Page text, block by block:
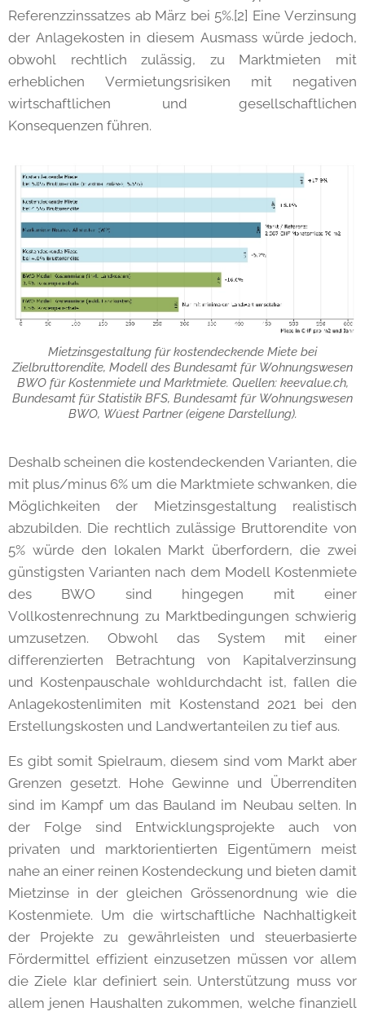
Referenzzinssatzes ab März bei 5%.[2] Eine Verzinsung
der Anlagekosten in diesem Ausmass würde jedoch,
obwohl rechtlich zulässig, zu Marktmieten mit
erheblichen Vermietungsrisiken mit negativen
wirtschaftlichen und gesellschaftlichen
Konsequenzen führen.
Mietzinsgestaltung für kostendeckende Miete bei
Zielbruttorendite, Modell des Bundesamt für Wohnungswesen
BWO für Kostenmiete und Marktmiete. Quellen: keevalue.ch,
Bundesamt für Statistik BFS, Bundesamt für Wohnungswesen
BWO, Wüest Partner (eigene Darstellung).
Deshalb scheinen die kostendeckenden Varianten, die
mit plus/minus 6% um die Marktmiete schwanken, die
Möglichkeiten der Mietzinsgestaltung realistisch
abzubilden. Die rechtlich zulässige Bruttorendite von
5% würde den lokalen Markt überfordern, die zwei
günstigsten Varianten nach dem Modell Kostenmiete
des BWO sind hingegen mit einer
Vollkostenrechnung zu Marktbedingungen schwierig
umzusetzen. Obwohl das System mit einer
differenzierten Betrachtung von Kapitalverzinsung
und Kostenpauschale wohldurchdacht ist, fallen die
Anlagekostenlimiten mit Kostenstand 2021 bei den
Erstellungskosten und Landwertanteilen zu tief aus.
Es gibt somit Spielraum, diesem sind vom Markt aber
Grenzen gesetzt. Hohe Gewinne und Überrenditen
sind im Kampf um das Bauland im Neubau selten. In
der Folge sind Entwicklungsprojekte auch von
privaten und marktorientierten Eigentümern meist
nahe an einer reinen Kostendeckung und bieten damit
Mietzinse in der gleichen Grössenordnung wie die
Kostenmiete. Um die wirtschaftliche Nachhaltigkeit
der Projekte zu gewährleisten und steuerbasierte
Fördermittel effizient einzusetzen müssen vor allem
die Ziele klar definiert sein. Unterstützung muss vor
allem jenen Haushalten zukommen, welche finanziell